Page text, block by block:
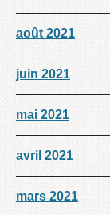
août 2021
juin 2021
mai 2021
avril 2021
mars 2021